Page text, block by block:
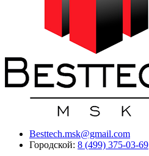
Besttech.msk@gmail.com
Городской: 8 (499) 375-03-69